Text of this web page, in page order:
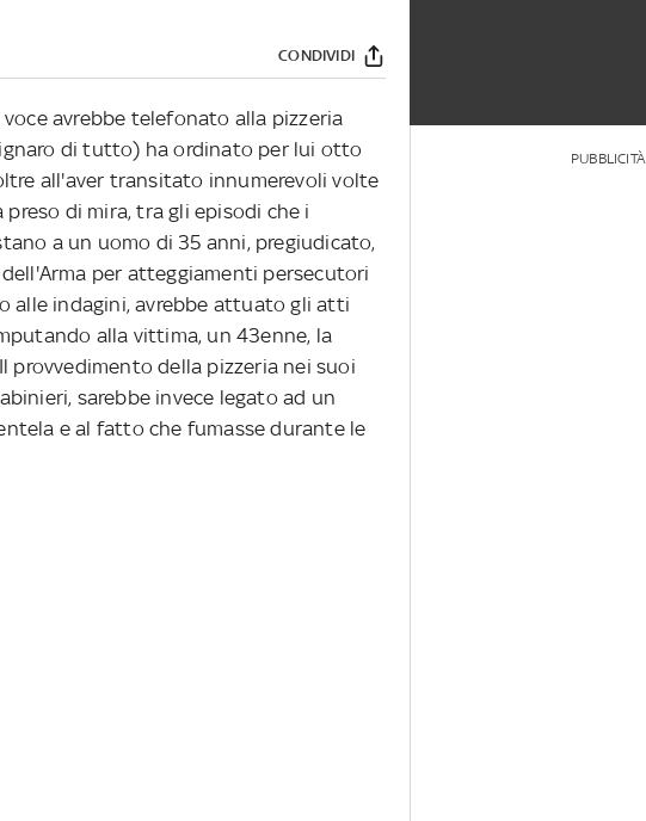
CONDIVIDI
voce avrebbe telefonato alla pizzeria
di tutto) ha ordinato per lui otto
all'aver transitato innumerevoli volte
di mira, tra gli episodi che i
a un uomo di 35 anni, pregiudicato,
per atteggiamenti persecutori
alle indagini, avrebbe attuato gli atti
alla vittima, un 43enne, la
provvedimento della pizzeria nei suoi
sarebbe invece legato ad un
e al fatto che fumasse durante le
PUBBLICITÀ